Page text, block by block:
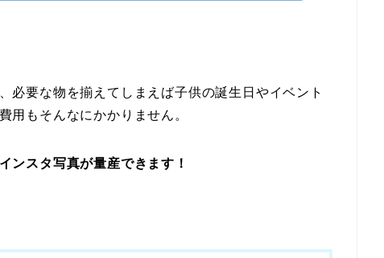
必要な物を揃えてしまえば子供の誕生日やイベント
用もそんなにかかりません。
ンスタ写真が量産できます！